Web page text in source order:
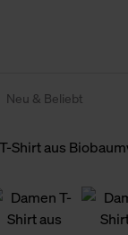
Neu & Beliebt